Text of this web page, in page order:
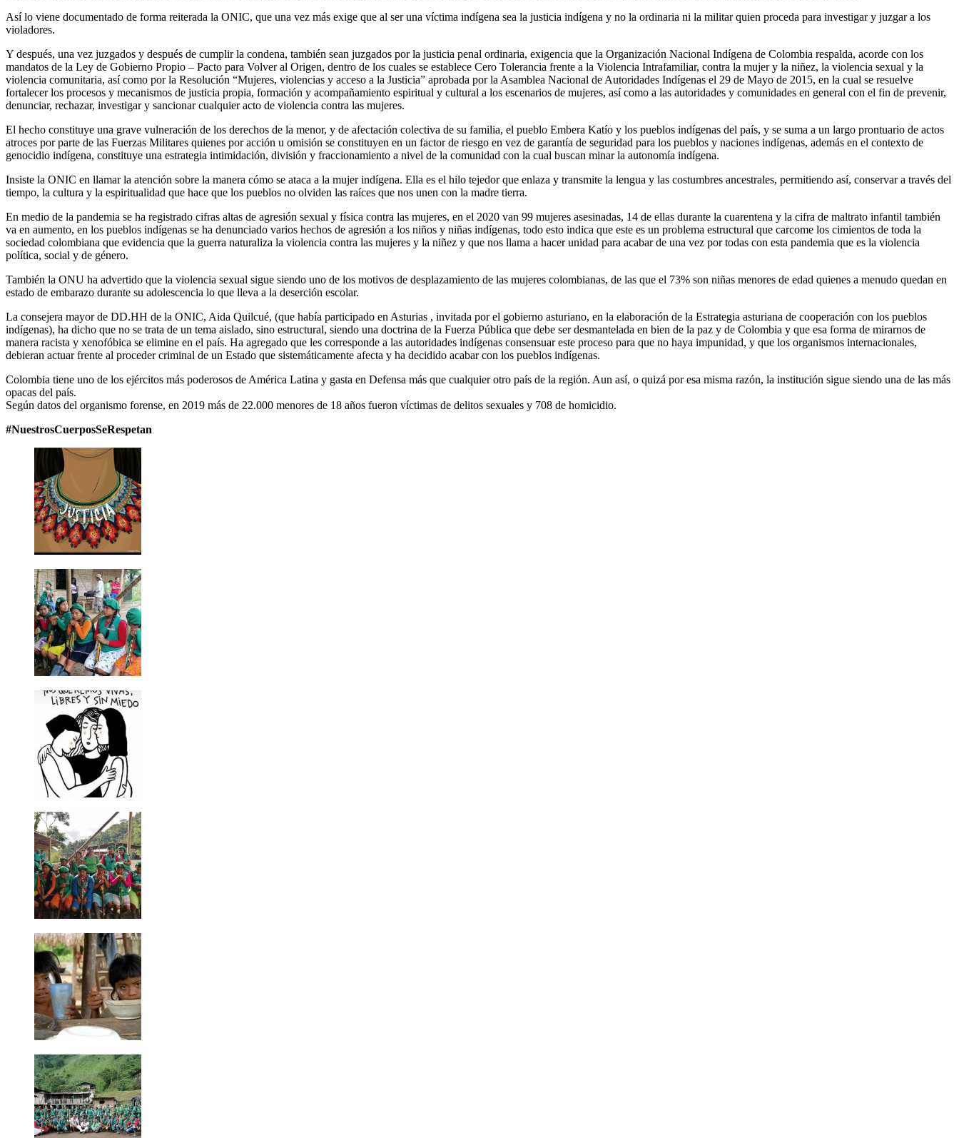
Así lo viene documentado de forma reiterada la ONIC, que una vez más exige que al ser una víctima indígena sea la justicia indígena y no la ordinaria ni la militar quien proceda para investigar y juzgar a los
violadores.
Y después, una vez juzgados y después de cumplir la condena, también sean juzgados por la justicia penal ordinaria, exigencia que la Organización Nacional Indígena de Colombia respalda, acorde con los
mandatos de la Ley de Gobierno Propio – Pacto para Volver al Origen, dentro de los cuales se establece Cero Tolerancia frente a la Violencia Intrafamiliar, contra la mujer y la niñez, la violencia sexual y la
violencia comunitaria, así como por la Resolución “Mujeres, violencias y acceso a la Justicia” aprobada por la Asamblea Nacional de Autoridades Indígenas el 29 de Mayo de 2015, en la cual se resuelve
fortalecer los procesos y mecanismos de justicia propia, formación y acompañamiento espiritual y cultural a los escenarios de mujeres, así como a las autoridades y comunidades en general con el fin de prevenir,
denunciar, rechazar, investigar y sancionar cualquier acto de violencia contra las mujeres.
El hecho constituye una grave vulneración de los derechos de la menor, y de afectación colectiva de su familia, el pueblo Embera Katío y los pueblos indígenas del país, y se suma a un largo prontuario de actos
atroces por parte de las Fuerzas Militares quienes por acción u omisión se constituyen en un factor de riesgo en vez de garantía de seguridad para los pueblos y naciones indígenas, además en el contexto de
genocidio indígena, constituye una estrategia intimidación, división y fraccionamiento a nivel de la comunidad con la cual buscan minar la autonomía indígena.
Insiste la ONIC en llamar la atención sobre la manera cómo se ataca a la mujer indígena. Ella es el hilo tejedor que enlaza y transmite la lengua y las costumbres ancestrales, permitiendo así, conservar a través del
tiempo, la cultura y la espiritualidad que hace que los pueblos no olviden las raíces que nos unen con la madre tierra.
En medio de la pandemia se ha registrado cifras altas de agresión sexual y física contra las mujeres, en el 2020 van 99 mujeres asesinadas, 14 de ellas durante la cuarentena y la cifra de maltrato infantil también
va en aumento, en los pueblos indígenas se ha denunciado varios hechos de agresión a los niños y niñas indígenas, todo esto indica que este es un problema estructural que carcome los cimientos de toda la
sociedad colombiana que evidencia que la guerra naturaliza la violencia contra las mujeres y la niñez y que nos llama a hacer unidad para acabar de una vez por todas con esta pandemia que es la violencia
política, social y de género.
También la ONU ha advertido que la violencia sexual sigue siendo uno de los motivos de desplazamiento de las mujeres colombianas, de las que el 73% son niñas menores de edad quienes a menudo quedan en
estado de embarazo durante su adolescencia lo que lleva a la deserción escolar.
La consejera mayor de DD.HH de la ONIC, Aida Quilcué, (que había participado en Asturias , invitada por el gobierno asturiano, en la elaboración de la Estrategia asturiana de cooperación con los pueblos
indígenas), ha dicho que no se trata de un tema aislado, sino estructural, siendo una doctrina de la Fuerza Pública que debe ser desmantelada en bien de la paz y de Colombia y que esa forma de mirarnos de
manera racista y xenofóbica se elimine en el país. Ha agregado que les corresponde a las autoridades indígenas consensuar este proceso para que no haya impunidad, y que los organismos internacionales,
debieran actuar frente al proceder criminal de un Estado que sistemáticamente afecta y ha decidido acabar con los pueblos indígenas.
Colombia tiene uno de los ejércitos más poderosos de América Latina y gasta en Defensa más que cualquier otro país de la región. Aun así, o quizá por esa misma razón, la institución sigue siendo una de las más
opacas del país.
Según datos del organismo forense, en 2019 más de 22.000 menores de 18 años fueron víctimas de delitos sexuales y 708 de homicidio.
#NuestrosCuerposSeRespetan